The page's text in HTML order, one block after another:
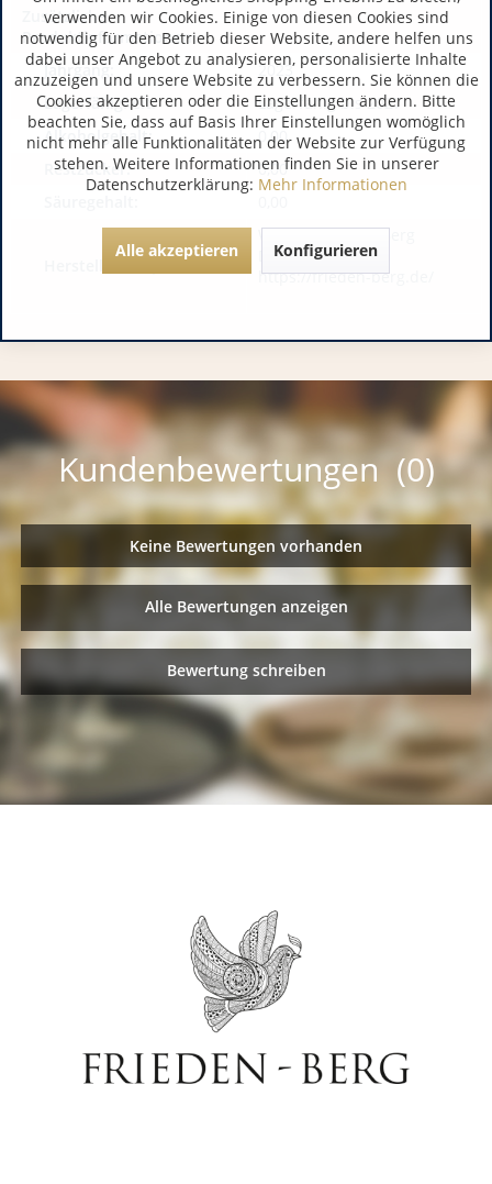
Zusätzliche
Produktinformationen:
Jahrgang:
2023
Lagerfähigkeit:
Lagerfähig bis 2027
Alkoholgehalt:
0,00
Restzucker:
0,00
Hersteller / Importeur:
WeingutFrieden-Berg
DE 54453 Nittel
https://frieden-berg.de/
Kundenbewertungen (0)
Keine Bewertungen vorhanden
Alle Bewertungen anzeigen
Bewertung schreiben
verwenden wir Cookies. Einige von diesen Cookies sind
notwendig für den Betrieb dieser Website, andere helfen uns
dabei unser Angebot zu analysieren, personalisierte Inhalte
anzuzeigen und unsere Website zu verbessern. Sie können die
Cookies akzeptieren oder die Einstellungen ändern. Bitte
beachten Sie, dass auf Basis Ihrer Einstellungen womöglich
nicht mehr alle Funktionalitäten der Website zur Verfügung
stehen. Weitere Informationen finden Sie in unserer
Datenschutzerklärung: Mehr Informationen
Alle akzeptieren Konfigurieren